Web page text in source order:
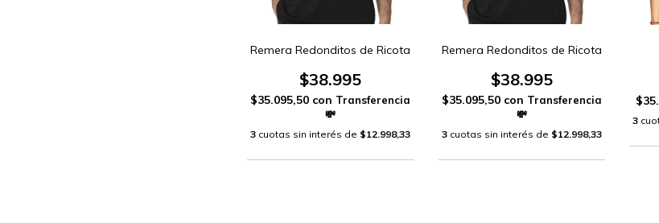
Remera Redonditos de Ricota
$38.995
$35.095,50 con
3 cuotas sin interés de $12.998,33
Remera Redonditos de Ricota
$38.995
$35.095,50 con
3 cuotas sin interés de $12.998,33
3